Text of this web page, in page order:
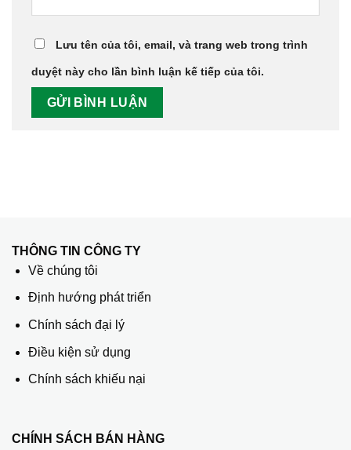
Lưu tên của tôi, email, và trang web trong trình
duyệt này cho lần bình luận kế tiếp của tôi.
THÔNG TIN CÔNG TY
Về chúng tôi
Định hướng phát triển
Chính sách đại lý
Điều kiện sử dụng
Chính sách khiếu nại
CHÍNH SÁCH BÁN HÀNG